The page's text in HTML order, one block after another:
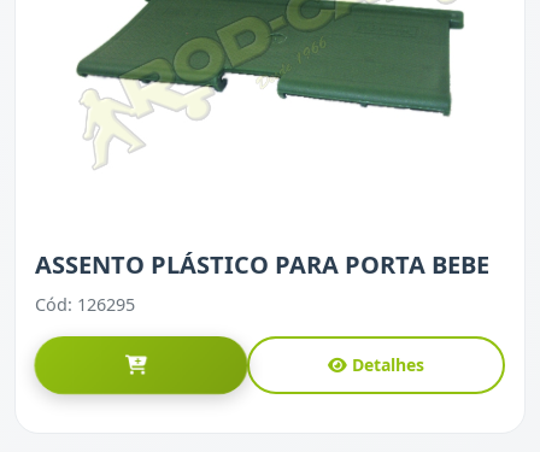
ASSENTO PLÁSTICO PARA PORTA BEBE
Cód: 126295
Detalhes